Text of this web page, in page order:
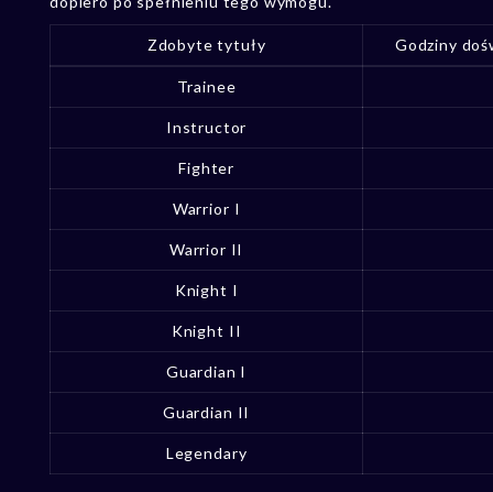
Zdobyte tytuły Godziny
Trainee
Instructor
Fighter
Warrior I
Warrior II
Knight I
Knight II
Guardian I
Guardian II
Legendary